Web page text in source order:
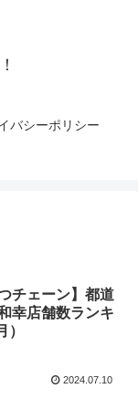
バシーポリシー
チェーン】都道
幸店舗数ランキ
2024.07.10